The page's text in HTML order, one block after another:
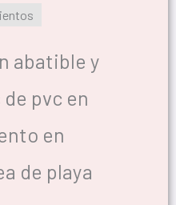
abatible y
pvc en
en
de playa